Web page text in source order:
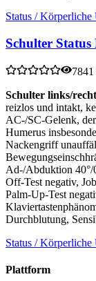
Status / Körperliche
Schulter
Schulter links/
reizlos und intakt,
AC-/SC-Gelenk,
Humerus
Nackengriff
Ad-/Abduktion 40°/
Off-Test negativ,
Palm-Up-Test
Durchblutung,
Status / Körperliche
Plattform